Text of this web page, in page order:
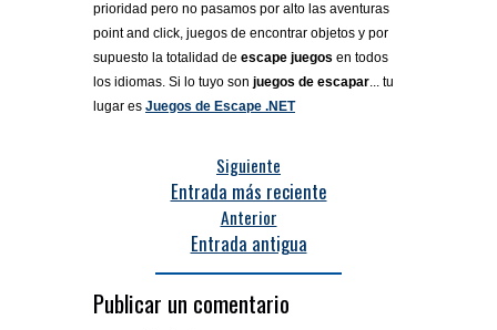
prioridad pero no pasamos por alto las aventuras
point and click, juegos de encontrar objetos y por
supuesto la totalidad de escape juegos en todos
los idiomas. Si lo tuyo son juegos de escapar... tu
lugar es Juegos de Escape .NET
Siguiente
Entrada más reciente
Anterior
Entrada antigua
Publicar un comentario